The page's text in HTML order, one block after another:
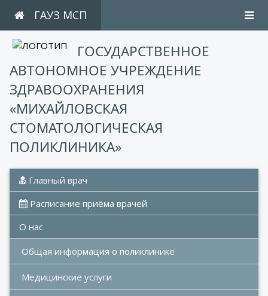
ГАУЗ МСП
ГОСУДАРСТВЕННОЕ
АВТОНОМНОЕ УЧРЕЖДЕНИЕ
ЗДРАВООХРАНЕНИЯ
«МИХАЙЛОВСКАЯ
СТОМАТОЛОГИЧЕСКАЯ
ПОЛИКЛИНИКА»
Главный врач
Расписание приёма врачей
О нас
Общая информация о поликлинике
Медицинские услуги